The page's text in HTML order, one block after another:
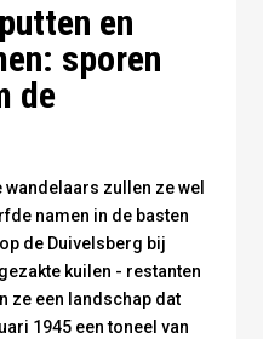
en
sporen
de
wandelaars zullen ze wel
namen in de basten
de Duivelsberg bij
kuilen - restanten
ze een landschap dat
1945 een toneel van